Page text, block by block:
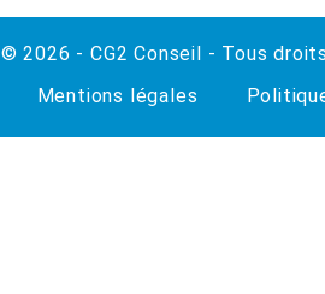
© 2026 - CG2 Conseil - Tous
Mentions légales